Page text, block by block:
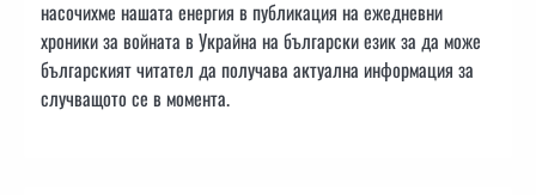
насочихме нашата енергия в публикация на ежедневни
хроники за войната в Украйна на български език за да може
българският читател да получава актуална информация за
случващото се в момента.